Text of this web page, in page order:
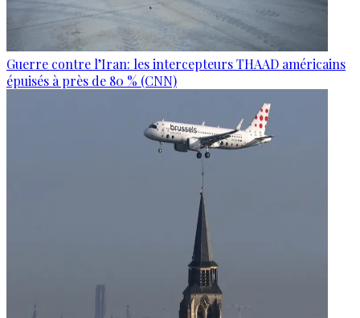
Guerre contre l’Iran: les intercepteurs THAAD américains
épuisés à près de 80 % (CNN)